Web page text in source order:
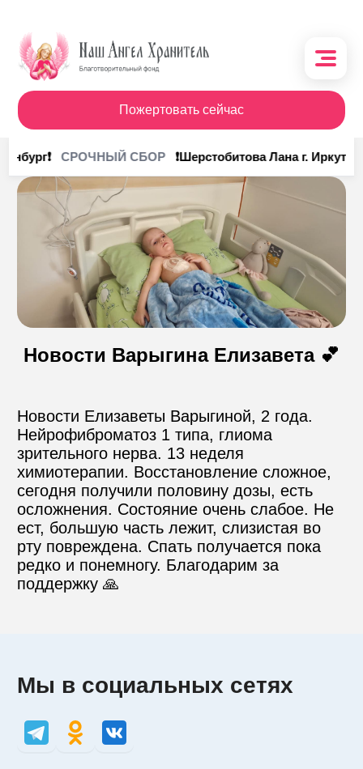
Пожертовать сейчас
О фонде
Поступления
Кому помочь
Кому помогли
Получить помощь
Сотрудничество
Контакты
Пожертвовать
телефон для связи
+74999610149
СРОЧНЫЙ СБОР ❗Шерстобитова Лана г. Иркутск❗
Новости Варыгина Елизавета 💕
Новости Елизаветы Варыгиной, 2 года.
Нейрофиброматоз 1 типа, глиома
зрительного нерва. 13 неделя
химиотерапии. Восстановление сложное,
сегодня получили половину дозы, есть
осложнения. Состояние очень слабое. Не
ест, большую часть лежит, слизистая во
рту повреждена. Спать получается пока
редко и понемногу. Благодарим за
поддержку 🙏
Мы в социальных сетях